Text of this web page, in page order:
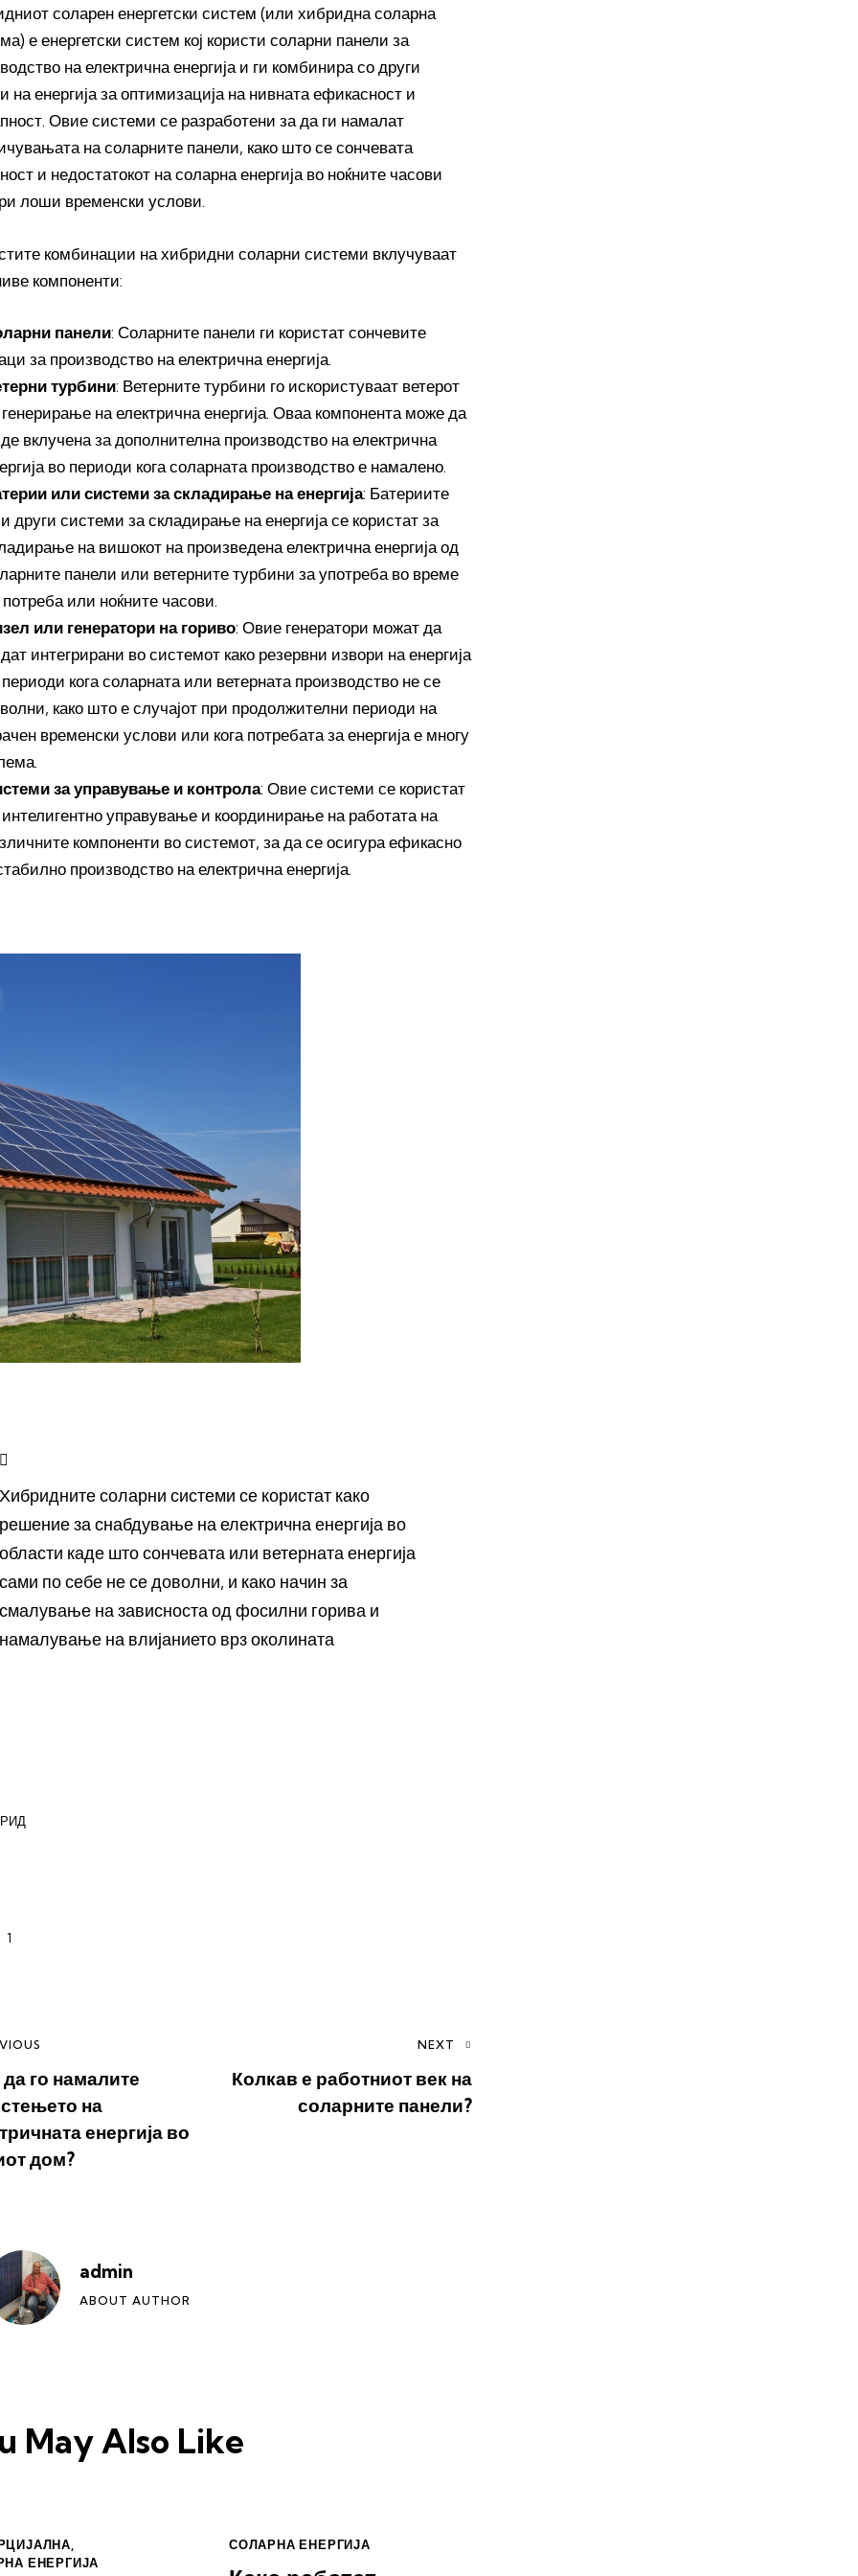
соларен енергетски систем (или хибридна соларна
е енергетски систем кој користи соларни панели за
на електрична енергија и ги комбинира со други
на енергија за оптимизација на нивната ефикасност и
Овие системи се разработени за да ги намалат
на соларните панели, како што се сончевата
и недостатокот на соларна енергија во ноќните часови
лоши временски услови.
комбинации на хибридни соларни системи вклучуваат
компоненти:
панели: Соларните панели ги користат сончевите
за производство на електрична енергија.
турбини: Ветерните турбини го искористуваат ветерот
на електрична енергија. Оваа компонента може да
вклучена за дополнителна производство на електрична
во периоди кога соларната производство е намалено.
или системи за складирање на енергија: Батериите
други системи за складирање на енергија се користат за
на вишокот на произведена електрична енергија од
панели или ветерните турбини за употреба во време
или ноќните часови.
или генератори на гориво: Овие генератори можат да
интегрирани во системот како резервни извори на енергија
кога соларната или ветерната производство не се
како што е случајот при продолжителни периоди на
временски услови или кога потребата за енергија е многу
за управување и контрола: Овие системи се користат
управување и координирање на работата на
компоненти во системот, за да се осигура ефикасно
производство на електрична енергија.
соларни системи се користат како
за снабдување на електрична енергија во
каде што сончевата или ветерната енергија
по себе не се доволни, и како начин за
на зависноста од фосилни горива и
на влијанието врз околината
1
го намалите
на
енергија во
дом?
NEXT
Колкав е работниот век на
соларните панели?
admin
ABOUT AUTHOR
May Also Like
ЕНЕРГИЈА
СОЛАРНА ЕНЕРГИЈА